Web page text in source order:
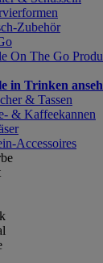
Zubehör
On The Go
in Trinken
& Tassen
& Kaffeekannen
Accessoires